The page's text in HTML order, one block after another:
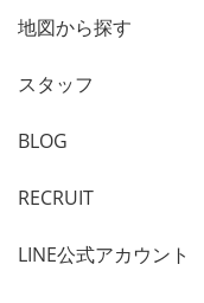
地図から探す
スタッフ
BLOG
RECRUIT
LINE公式アカウント